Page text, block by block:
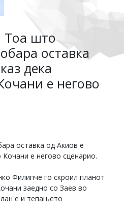
Тоа што
оставка
дека
е негово
оставка од Акиов е
е негово сценарио.
Филипче го скроил планот
заедно со Заев во
е и тепањето